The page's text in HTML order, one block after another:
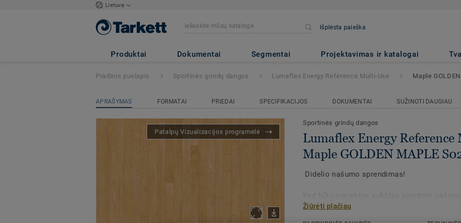
Lietuva
Išplėsta paieška
Produktai Dokumentai Segmentai Projektavimas ir katalogai
Lumaflex Energy Reference Multi-Use
- Maple
S02-005 / 03
Pradinis puslapis Sportinės grindų dangos Lumaflex Energy Reference Multi-Use Maple
APRAŠYMAS FORMATAI PRIEDAI SPECIFIKACIJOS DOKUMENTAI SUŽINOTI DAUGIAU
Patalpų Vizualizacijos programėlė
Sportinės grindų dangos
Lumaflex Energy Reference
Maple GOLDEN MAPLE
Didelio našumo sprendimas!
Extreme subkonstrukcija yra derinama su
Multi-use danga – lengvam daugiafunkciam
Žiūrėti plačiau